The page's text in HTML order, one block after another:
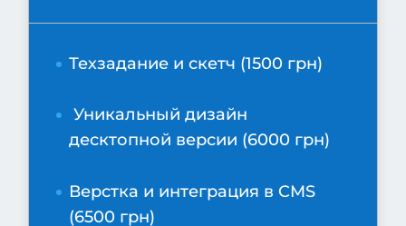
Техзадание и скетч (1500 грн)
Уникальный дизайн
десктопной версии (6000 грн)
Верстка и интеграция в CMS
(6500 грн)